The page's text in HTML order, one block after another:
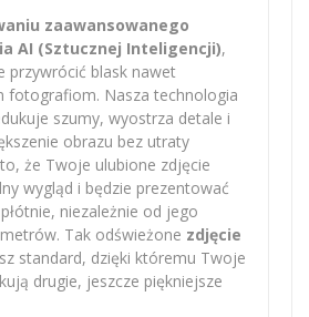
zaawansowanego
AI (Sztucznej Inteligencji),
przywrócić blask nawet
fotografiom. Nasza technologia
szumy, wyostrza detale i
obrazu bez utraty
że Twoje ulubione zdjęcie
wygląd i będzie prezentować
niezależnie od jego
Tak odświeżone zdjęcie
standard, dzięki któremu Twoje
drugie, jeszcze piękniejsze